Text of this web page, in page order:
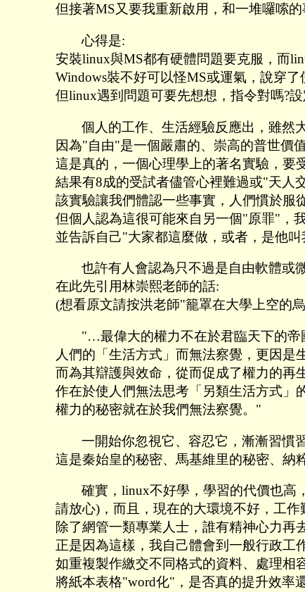
但接著MS又要我重新啟用，和一堆囉嗦的
心得是:
安裝linux與MS都有硬體問題要克服，而
Windows裝不好可以怪MS或運氣，說穿
但linux遇到問題可要先想想，指令對嗎?設
個人的工作、生活經驗反應出，雖然
因為"自由"是一個嚴肅的、崇高的普世價
這是真的，一個心理學上的著名實驗，要
結果有8成的受試者儘管心裡難過或"天人
該實驗讓我們體認一些事實，人們慣於服
但個人認為這很可能來自另一個"原罪"，
並告訴自己"大家都這麼做，或者，是他
也許有人會認為只不過是自由軟體或
在此先引用林崇熙老師的話:
(想看原文請按洪老師"籠罩在大學上空的
"…最偉大的權力不在於君臨天下的帝
人們的「生活方式」而無法察覺，更因是
而為其辯護與效命，從而促成了權力的再
作在於使人們無法思考「另類生活方式」
權力的秘密就在於我們無法察覺。"
一開始你忽視它、容忍它，漸漸習慣
這是秦始皇的秘密、馬基維里的秘密、納
確實，linux不好學，學習的代價也高
請放心)，而且，現在的大環境不好，工
除了網管一類專業人士，誰有精神心力再
正是因為這樣，我自己體會到一般行政工
如重複製作繳交不同格式的資料、處理相
將紙本表格"word化"，是否真的提升效率